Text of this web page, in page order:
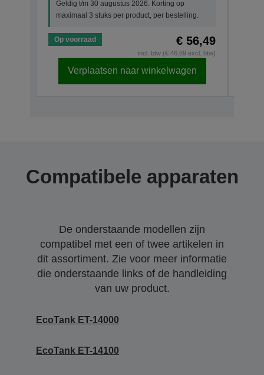
Geldig t/m 30 augustus 2026. Korting op
maximaal 3 stuks per product, per bestelling.
Op voorraad € 56,49
incl. btw (€ 46,69 excl. btw)
Verplaatsen naar winkelwagen
Compatibele apparaten
De onderstaande modellen zijn
compatibel met een of twee artikelen in
dit assortiment. Zie voor meer informatie
die onderstaande links of de handleiding
van uw product.
EcoTank ET-14000
EcoTank ET-14100